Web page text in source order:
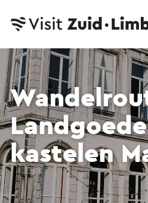
kastelen